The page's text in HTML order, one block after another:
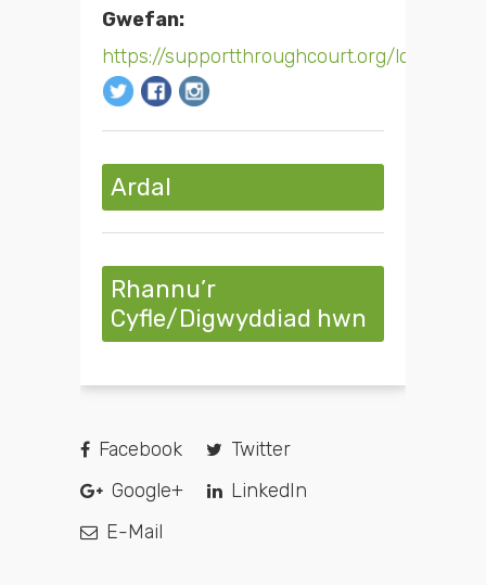
Gwefan:
https://supportthroughcourt.org/
Ardal
Rhannu’r
Cyfle/Digwyddiad hwn
Facebook
Twitter
Google+
LinkedIn
E-Mail